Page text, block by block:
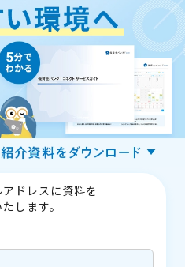
ドレスに資料を
します。